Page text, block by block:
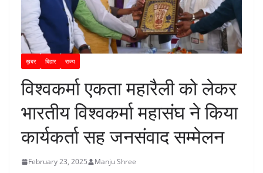
ख़बर बिहार राज्य
विश्वकर्मा एकता महारैली को लेकर
भारतीय विश्वकर्मा महासंघ ने किया
कार्यकर्ता सह जनसंवाद सम्मेलन
February 23, 2025 Manju Shree